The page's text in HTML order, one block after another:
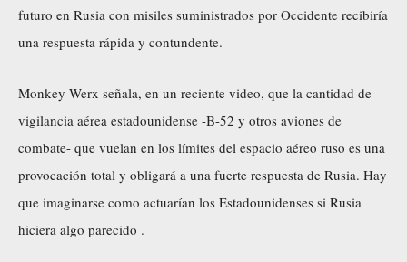
futuro en Rusia con misiles suministrados por Occidente recibiría
una respuesta rápida y contundente.
Monkey Werx señala, en un reciente video, que la cantidad de
vigilancia aérea estadounidense -B-52 y otros aviones de
combate- que vuelan en los límites del espacio aéreo ruso es una
provocación total y obligará a una fuerte respuesta de Rusia. Hay
que imaginarse como actuarían los Estadounidenses si Rusia
hiciera algo parecido .